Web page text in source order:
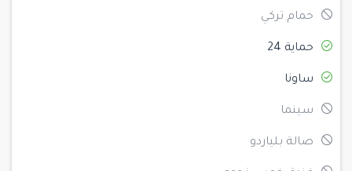
حمام تركي
حماية 24
ساونا
سينما
صالة بلياردو